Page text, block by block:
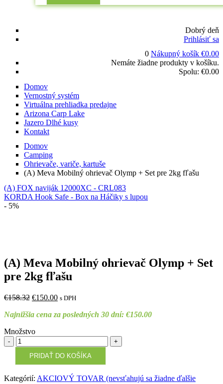
Dobrý deň
Prihlásiť sa
0 Nákupný košík €0.00
Nemáte žiadne produkty v košíku.
Spolu: €0.00
Domov
Vernostný systém
Virtuálna prehliadka predajne
Arizona Carp Lake
Jazero Dlhé kusy
Kontakt
Domov
Camping
Ohrievače, variče, kartuše
(A) Meva Mobilný ohrievač Olymp + Set pre 2kg fľašu
(A) FOX naviják 12000XC - CRL083
KORDA Hook Safe - Box na Háčiky s lupou
- 5%
(A) Meva Mobilný ohrievač Olymp + Set
pre 2kg fľašu
€158.32 Original
was:
€150.00Current
is:
s DPH
Najnižšia cena za posledných 30 dní: €150.00
Množstvo
Množstvo
PRIDAŤ DO KOŠÍKA
Kategórií: AKCIOVÝ TOVAR (nevsťahujú sa žiadne ďalšie